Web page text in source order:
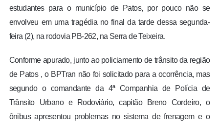
estudantes para o município de Patos, por pouco não se
envolveu em uma tragédia no final da tarde dessa segunda-
feira (2), na rodovia PB-262, na Serra de Teixeira.
Conforme apurado, junto ao policiamento de trânsito da região
de Patos , o BPTran não foi solicitado para a ocorrência, mas
segundo o comandante da 4ª Companhia de Polícia de
Trânsito Urbano e Rodoviário, capitão Breno Cordeiro, o
ônibus apresentou problemas no sistema de frenagem e o